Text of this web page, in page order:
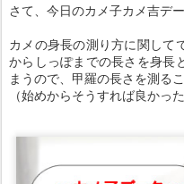
さて、今日のカメ子カメ吉デー
カメの身長の測り方に関して
からしっぽまでの長さを身長
まうので、甲羅の長さを測る
（始めからそうすれば良かっ